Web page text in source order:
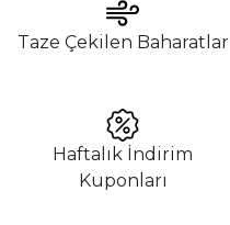
Taze Çekilen Baharatlar
Haftalık İndirim
Kuponları